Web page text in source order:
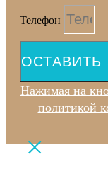
Телефон
ОСТАВИТЬ
Нажимая на
политикой